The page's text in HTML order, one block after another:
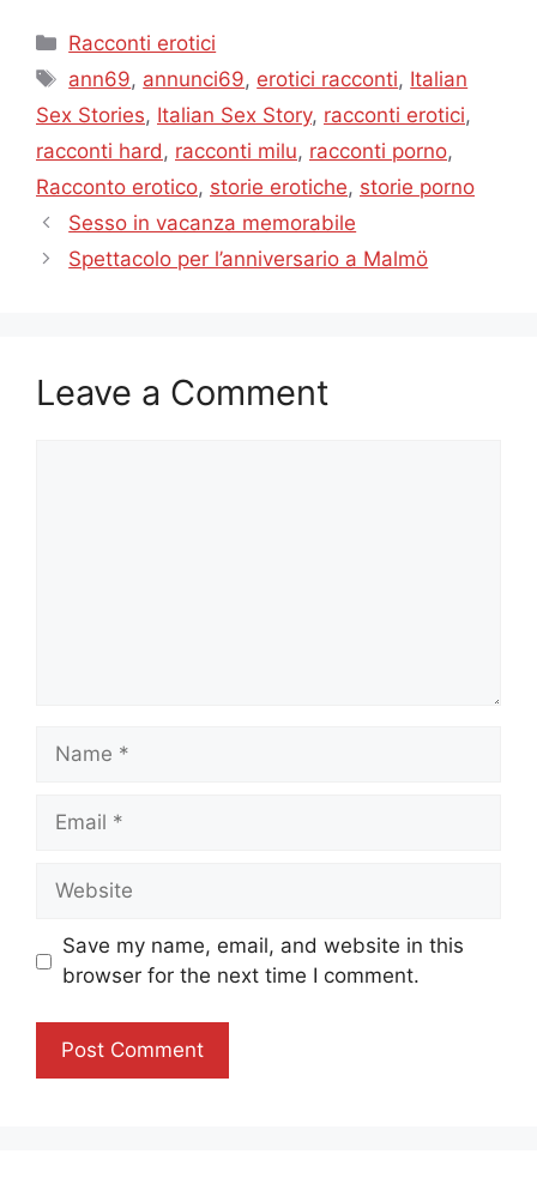
Categories
Racconti erotici
Tags
ann69, annunci69, erotici racconti, Italian
Sex Stories, Italian Sex Story, racconti erotici,
racconti hard, racconti milu, racconti porno,
Racconto erotico, storie erotiche, storie porno
Sesso in vacanza memorabile
Spettacolo per l’anniversario a Malmö
Leave a Comment
Name
Email
Website
Save my name, email, and website in this
browser for the next time I comment.